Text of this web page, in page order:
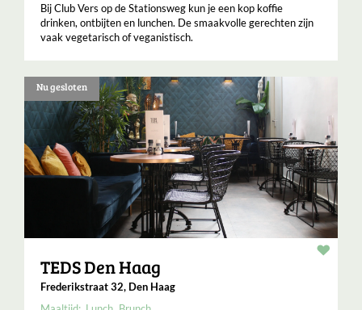
Bij Club Vers op de Stationsweg kun je een kop koffie
drinken, ontbijten en lunchen. De smaakvolle gerechten zijn
vaak vegetarisch of veganistisch.
Nu gesloten
TEDS Den Haag
Frederikstraat 32, Den Haag